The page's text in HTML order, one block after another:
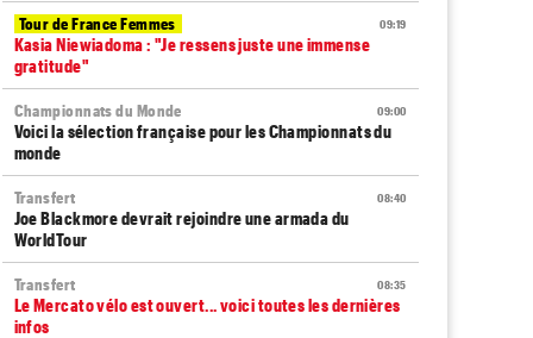
09:19
Tour de France Femmes
Kasia Niewiadoma : "Je ressens juste une immense
gratitude"
09:00
Championnats du Monde
Voici la sélection française pour les Championnats du
monde
08:40
Transfert
Joe Blackmore devrait rejoindre une armada du
WorldTour
08:35
Transfert
Le Mercato vélo est ouvert... voici toutes les dernières
infos